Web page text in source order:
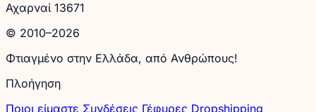
Αχαρναί 13671
© 2010–2026
Φτιαγμένο στην Ελλάδα, από Ανθρώπους!
Πλοήγηση
Ποιοι είμαστε Συνδέσεις Γέφυρες Dropshipping